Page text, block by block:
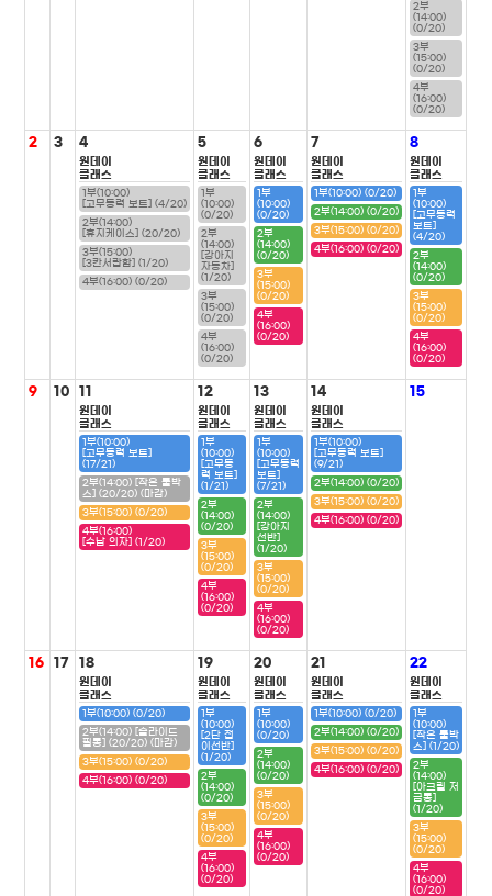
2부
(14:00)
(0/20)
3부
(15:00)
(0/20)
4부
(16:00)
(0/20)
2 3 4
원데이
클래스
1부(10:00)
[고무동력 보트] (4/20)
2부(14:00)
[휴지케이스] (20/20)
3부(15:00)
[3칸서랍함] (1/20)
4부(16:00) (0/20)
5
원데이
클래스
1부
(10:00)
(0/20)
2부
(14:00)
[강아지
자동차]
(1/20)
3부
(15:00)
(0/20)
4부
(16:00)
(0/20)
6
원데이
클래스
1부
(10:00)
(0/20)
2부
(14:00)
(0/20)
3부
(15:00)
(0/20)
4부
(16:00)
(0/20)
7
원데이
클래스
1부(10:00) (0/20)
2부(14:00) (0/20)
3부(15:00) (0/20)
4부(16:00) (0/20)
8
원데이
클래스
1부
(10:00)
[고무동력
보트]
(4/20)
2부
(14:00)
(0/20)
3부
(15:00)
(0/20)
4부
(16:00)
(0/20)
9 10 11
원데이
클래스
1부(10:00)
[고무동력 보트]
(17/21)
2부(14:00) [작은 툴박
스] (20/20) (마감)
3부(15:00) (0/20)
4부(16:00)
[수납 의자] (1/20)
12
원데이
클래스
1부
(10:00)
[고무동
력 보트]
(1/21)
2부
(14:00)
(0/20)
3부
(15:00)
(0/20)
4부
(16:00)
(0/20)
13
원데이
클래스
1부
(10:00)
[고무동력
보트]
(7/21)
2부
(14:00)
[강아지
선반]
(1/20)
3부
(15:00)
(0/20)
4부
(16:00)
(0/20)
14
원데이
클래스
1부(10:00)
[고무동력 보트]
(9/21)
2부(14:00) (0/20)
3부(15:00) (0/20)
4부(16:00) (0/20)
15
16 17 18
원데이
클래스
1부(10:00) (0/20)
2부(14:00) [슬라이드
필통] (20/20) (마감)
3부(15:00) (0/20)
4부(16:00) (0/20)
19
원데이
클래스
1부
(10:00)
[2단 접
이선반]
(1/20)
2부
(14:00)
(0/20)
3부
(15:00)
(0/20)
4부
(16:00)
(0/20)
20
원데이
클래스
1부
(10:00)
(0/20)
2부
(14:00)
(0/20)
3부
(15:00)
(0/20)
4부
(16:00)
(0/20)
21
원데이
클래스
1부(10:00) (0/20)
2부(14:00) (0/20)
3부(15:00) (0/20)
4부(16:00) (0/20)
22
원데이
클래스
1부
(10:00)
[작은 툴박
스] (1/20)
2부
(14:00)
[아크릴 저
금통]
(1/20)
3부
(15:00)
(0/20)
4부
(16:00)
(0/20)